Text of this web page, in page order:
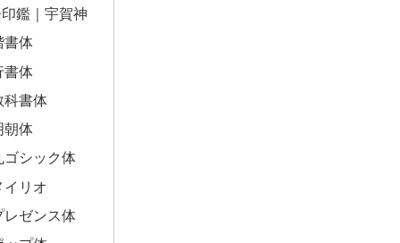
鑑｜宇賀神
書体
書体
科書体
朝体
ゴシック体
イリオ
レゼンス体